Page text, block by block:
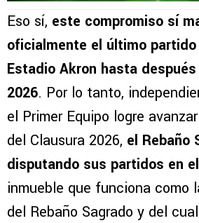
Eso sí, este compromiso sí
oficialmente el último partido
Estadio Akron hasta
2026. Por lo tanto,
el Primer Equipo logre
del Clausura 2026, el Rebaño
disputando sus partidos en
inmueble que funciona como
del Rebaño Sagrado y del